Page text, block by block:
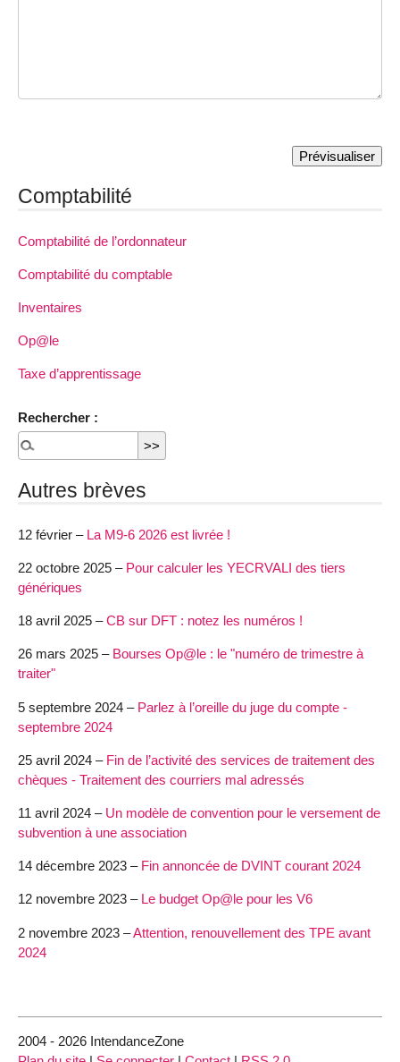
Comptabilité
Comptabilité de l’ordonnateur
Comptabilité du comptable
Inventaires
Op@le
Taxe d’apprentissage
Rechercher :
Autres brèves
12 février – La M9-6 2026 est livrée !
22 octobre 2025 – Pour calculer les YECRVALI des tiers
génériques
18 avril 2025 –CB sur DFT : notez les numéros !
26 mars 2025 – Bourses Op@le : le "numéro de trimestre à
traiter"
5 septembre 2024 – Parlez à l’oreille du juge du compte -
septembre 2024
25 avril 2024 – Fin de l’activité des services de traitement des
chèques - Traitement des courriers mal adressés
11 avril 2024 – Un modèle de convention pour le versement de
subvention à une association
14 décembre 2023 – Fin annoncée de DVINT courant 2024
12 novembre 2023 – Le budget Op@le pour les V6
2 novembre 2023 –Attention, renouvellement des TPE avant
2024
2004 - 2026 IntendanceZone